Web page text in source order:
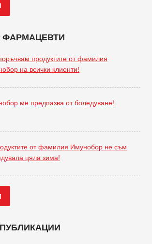
продуктите от фамилия
на всички клиенти!
ме предпазва от боледуване!
от фамилия Имунобор не съм
цяла зима!